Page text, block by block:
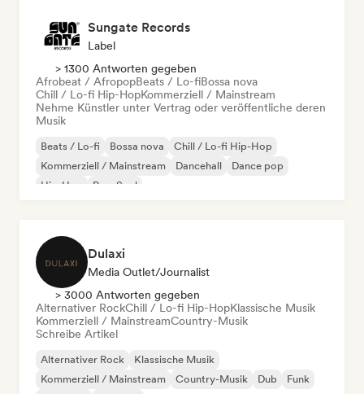
Sungate Records
Label
> 1300 Antworten gegeben
Afrobeat / AfropopBeats / Lo-fiBossa nova
Chill / Lo-fi Hip-HopKommerziell / Mainstream
Nehme Künstler unter Vertrag oder veröffentliche deren
Musik
Beats / Lo-fi Bossa nova
Chill / Lo-fi Hip-Hop
Kommerziell / Mainstream
Dancehall
Dance pop
Hip-Hop
Pop-Soul
Dulaxi
Media Outlet/Journalist
> 3000 Antworten gegeben
Alternativer RockChill / Lo-fi Hip-HopKlassische Musik
Kommerziell / MainstreamCountry-Musik
Schreibe Artikel
Alternativer Rock
Klassische Musik
Kommerziell / Mainstream
Country-Musik Dub
Funk